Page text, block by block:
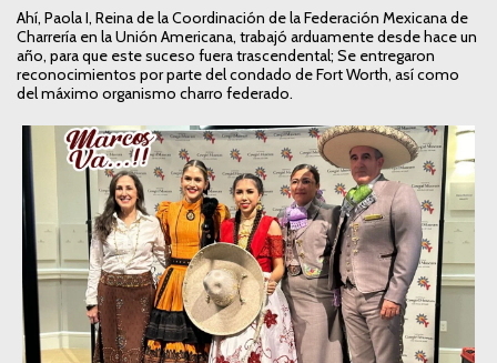
Ahí, Paola I, Reina de la Coordinación de la Federación Mexicana de
Charrería en la Unión Americana, trabajó arduamente desde hace un
año, para que este suceso fuera trascendental; Se entregaron
reconocimientos por parte del condado de Fort Worth, así como
del máximo organismo charro federado.